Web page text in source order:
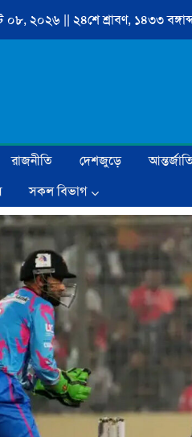
২০২৬ || ২৪শে শ্রাবণ, ১৪৩৩
রাজনীতি দেশজুড়ে
সকল বিভাগ